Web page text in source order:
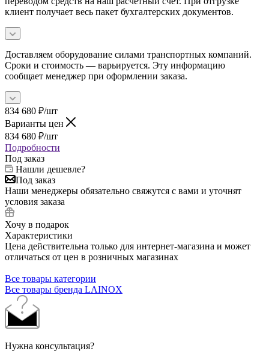
клиент получает весь пакет бухгалтерских документов.
Доставляем оборудование силами транспортных компаний.
Сроки и стоимость — варьируется. Эту информацию
сообщает менеджер при оформлении заказа.
834 680 ₽/шт
Варианты цен
834 680 ₽/шт
Подробности
Под заказ
Нашли дешевле?
Под заказ
Наши менеджеры обязательно свяжутся с вами и уточнят
условия заказа
Хочу в подарок
Характеристики
Цена действительна только для интернет-магазина и может
отличаться от цен в розничных магазинах
Все товары категории
Все товары бренда LAINOX
Нужна консультация?